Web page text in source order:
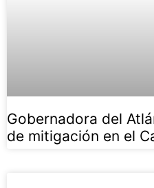
Gobernadora del
de mitigación en el